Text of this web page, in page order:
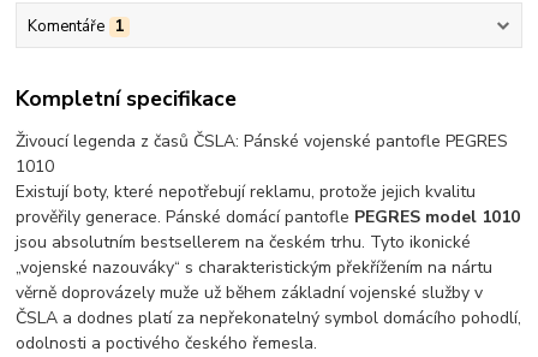
Komentáře 1
Kompletní specifikace
Živoucí legenda z časů ČSLA: Pánské vojenské pantofle PEGRES
1010
Existují boty, které nepotřebují reklamu, protože jejich kvalitu
prověřily generace. Pánské domácí pantofle PEGRES model 1010
jsou absolutním bestsellerem na českém trhu. Tyto ikonické
„vojenské nazouváky“ s charakteristickým překřížením na nártu
věrně doprovázely muže už během základní vojenské služby v
ČSLA a dodnes platí za nepřekonatelný symbol domácího pohodlí,
odolnosti a poctivého českého řemesla.